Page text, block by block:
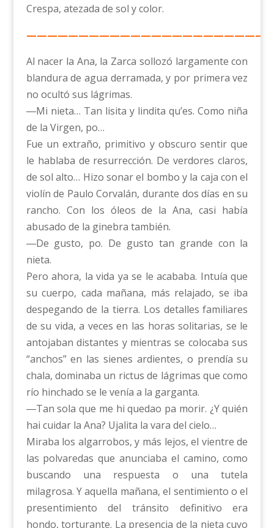
Crespa, atezada de sol y color.
Al nacer la Ana, la Zarca sollozó largamente con
blandura de agua derramada, y por primera vez
no ocultó sus lágrimas.
―Mi nieta… Tan lisita y lindita qu’es. Como niña
de la Virgen, po…
Fue un extraño, primitivo y obscuro sentir que
le hablaba de resurrección. De verdores claros,
de sol alto… Hizo sonar el bombo y la caja con el
violín de Paulo Corvalán, durante dos días en su
rancho. Con los óleos de la Ana, casi había
abusado de la ginebra también.
―De gusto, po. De gusto tan grande con la
nieta.
Pero ahora, la vida ya se le acababa. Intuía que
su cuerpo, cada mañana, más relajado, se iba
despegando de la tierra. Los detalles familiares
de su vida, a veces en las horas solitarias, se le
antojaban distantes y mientras se colocaba sus
“anchos” en las sienes ardientes, o prendía su
chala, dominaba un rictus de lágrimas que como
río hinchado se le venía a la garganta.
―Tan sola que me hi quedao pa morir. ¿Y quién
hai cuidar la Ana? Ujalita la vara del cielo…
Miraba los algarrobos, y más lejos, el vientre de
las polvaredas que anunciaba el camino, como
buscando una respuesta o una tutela
milagrosa. Y aquella mañana, el sentimiento o el
presentimiento del tránsito definitivo era
hondo, torturante. La presencia de la nieta cuyo